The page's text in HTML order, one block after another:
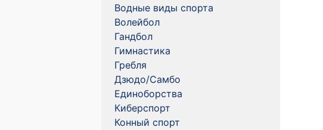
Водные виды спорта
Волейбол
Гандбол
Гимнастика
Гребля
Дзюдо/Самбо
Единоборства
Киберспорт
Конный спорт